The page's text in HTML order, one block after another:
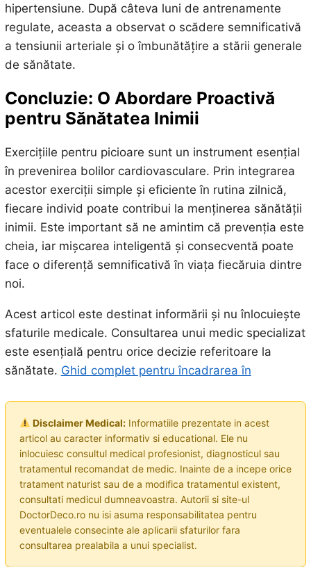
hipertensiune. După câteva luni de antrenamente
regulate, aceasta a observat o scădere semnificativă
a tensiunii arteriale și o îmbunătățire a stării generale
de sănătate.
Concluzie: O Abordare Proactivă
pentru Sănătatea Inimii
Exercițiile pentru picioare sunt un instrument esențial
în prevenirea bolilor cardiovasculare. Prin integrarea
acestor exerciții simple și eficiente în rutina zilnică,
fiecare individ poate contribui la menținerea sănătății
inimii. Este important să ne amintim că prevenția este
cheia, iar mișcarea inteligentă și consecventă poate
face o diferență semnificativă în viața fiecăruia dintre
noi.
Acest articol este destinat informării și nu înlocuiește
sfaturile medicale. Consultarea unui medic specializat
este esențială pentru orice decizie referitoare la
sănătate. Ghid complet pentru încadrarea în
Disclaimer Medical:Informatiile prezentate in acest
articol au caracter informativ si educational. Ele nu
inlocuiesc consultul medical profesionist, diagnosticul sau
tratamentul recomandat de medic. Inainte de a incepe orice
tratament naturist sau de a modifica tratamentul existent,
consultati medicul dumneavoastra. Autorii si site-ul
DoctorDeco.ro nu isi asuma responsabilitatea pentru
eventualele consecinte ale aplicarii sfaturilor fara
consultarea prealabila a unui specialist.